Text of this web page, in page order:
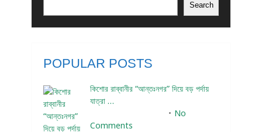
Search
POPULAR POSTS
কিশোর রাব্বানীর “আন্তঃনগর” দিয়ে বড় পর্দায়
যাত্রা …
No
Comments